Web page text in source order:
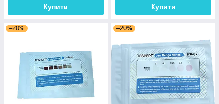
Купити Купити
–20% –20%